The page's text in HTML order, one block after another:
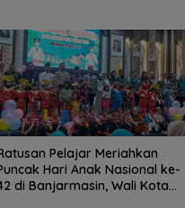
Pelajar Meriahkan
Hari Anak Nasional ke-
di Banjarmasin, Wali Kota